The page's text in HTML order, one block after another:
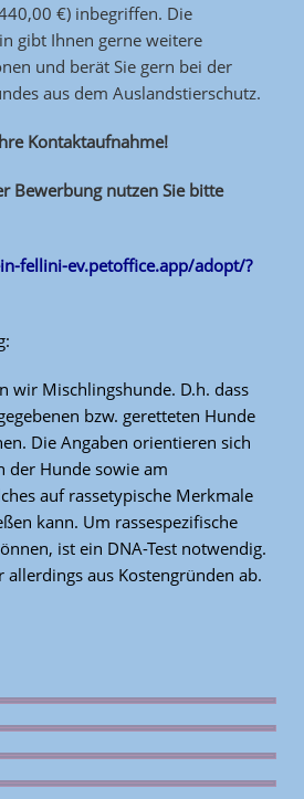
€) inbegriffen. Die
gibt Ihnen gerne weitere
und berät Sie gern bei der
aus dem Auslandstierschutz.
Kontaktaufnahme!
Bewerbung nutzen Sie bitte
fellini-ev.petoffice.app/adopt/?
wir Mischlingshunde. D.h. dass
bzw. geretteten Hunde
Die Angaben orientieren sich
der Hunde sowie am
auf rassetypische Merkmale
kann. Um rassespezifische
ist ein DNA-Test notwendig.
allerdings aus Kostengründen ab.